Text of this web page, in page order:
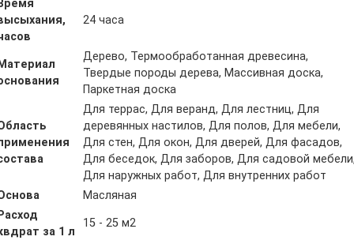
24 часа
Дерево, Термообработанная древесина,
Твердые породы дерева, Массивная доска,
Паркетная доска
Для террас, Для веранд, Для лестниц, Для
деревянных настилов, Для полов, Для мебели,
Для стен, Для окон, Для дверей, Для фасадов,
Для беседок, Для заборов, Для садовой
Для наружных работ, Для внутренних работ
Масляная
за 1 л
15 - 25 м2